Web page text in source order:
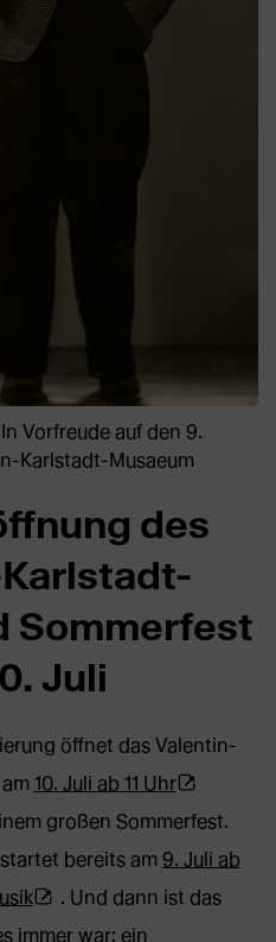
Vorfreude auf den 9.
Karlstadt-Musaeum
des
Sommerfest
Juli
öffnet das Valentin-
10. Juli ab 11 Uhr(Öffnet
externe
Webseite
in
großen Sommerfest.
bereits am 9. Juli ab
(Öffnet
externe
. Und dann ist das
immer war: ein